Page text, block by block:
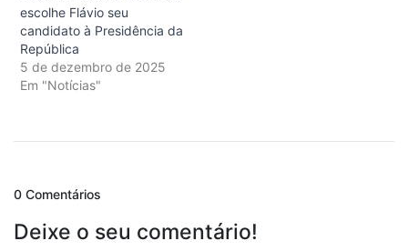
escolhe Flávio seu
candidato à Presidência da
República
5 de dezembro de 2025
Em "Notícias"
0 Comentários
Deixe o seu comentário!